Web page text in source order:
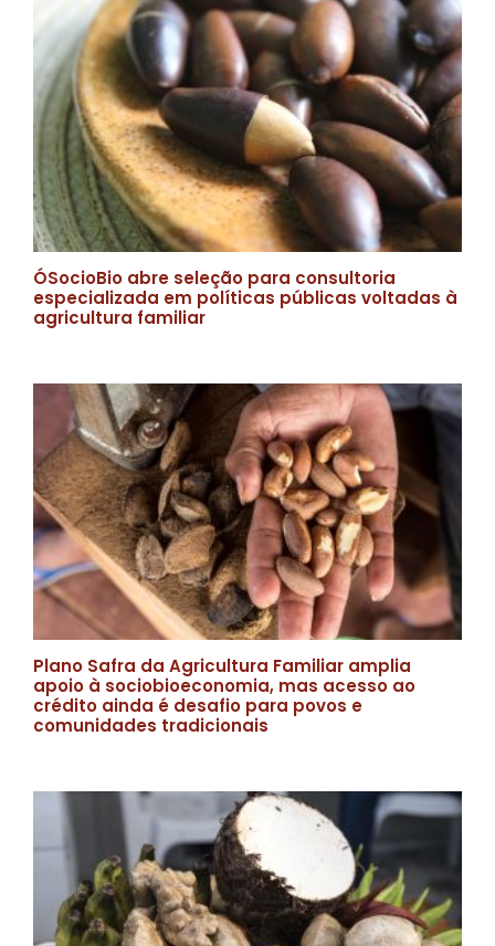
ÓSocioBio abre seleção para consultoria
especializada em políticas públicas voltadas à
agricultura familiar
Plano Safra da Agricultura Familiar amplia
apoio à sociobioeconomia, mas acesso ao
crédito ainda é desafio para povos e
comunidades tradicionais